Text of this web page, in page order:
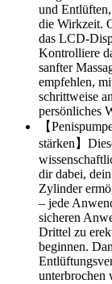
und
die Wirkzeit.
das LCD-
Kontrolliere
sanfter
empfehlen,
schrittweise
persönliches
【
stärken】
dir dabei,
Zylinder
– jede
sicheren
Drittel zu
beginnen.
unterbrochen